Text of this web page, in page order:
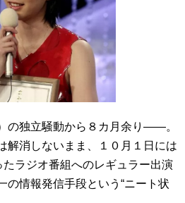
の独立騒動から８カ月余り――。
解消しないまま、１０月１日には
たラジオ番組へのレギュラー出演
の情報発信手段という“ニート状